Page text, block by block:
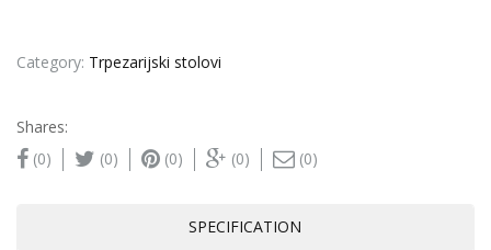
Category: Trpezarijski stolovi
Shares:
(0)
(0) (0) (0) (0)
SPECIFICATION